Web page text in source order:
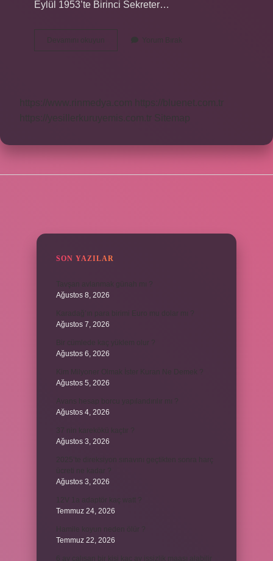
Eylül 1953’te Birinci Sekreter…
Devamını okuyun
Nasıl
Yorum Bırak
https://www.rinmedya.com
https://bluenet.com.tr
https://yesillerkuruyemis.com.tr Sitemap
SON YAZILAR
Ağustos 8, 2026
Karadağ’ın para birimi Euro mu dolar mı ?
Ağustos 7, 2026
Ağustos 6, 2026
Ağustos 5, 2026
Ağustos 4, 2026
Ağustos 3, 2026
Ağustos 3, 2026
Temmuz 24, 2026
Temmuz 22, 2026